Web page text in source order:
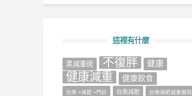
這裡有什麼
‎黑減重術‬ 不復胖 健康
健康減重 健康飲食
台南 +減肥 +門診 台南減肥 台南減肥減重醫院